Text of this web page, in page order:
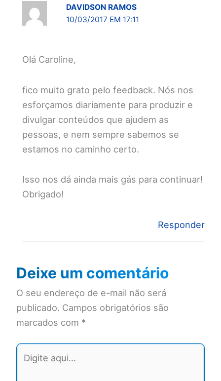
DAVIDSON RAMOS
10/03/2017 EM 17:11
Olá Caroline,
fico muito grato pelo feedback. Nós nos
esforçamos diariamente para produzir e
divulgar conteúdos que ajudem as
pessoas, e nem sempre sabemos se
estamos no caminho certo.
Isso nos dá ainda mais gás para continuar!
Obrigado!
Responder
Deixe um comentário
O seu endereço de e-mail não será
publicado. Campos obrigatórios são
marcados com *
Digite
aqui...